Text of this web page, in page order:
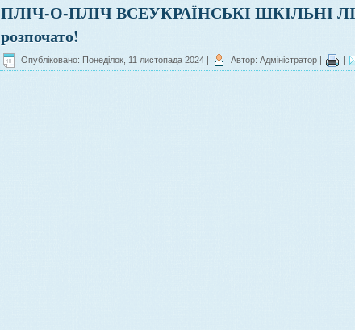
ПЛІЧ-О-ПЛІЧ ВСЕУКРАЇНСЬКІ ШКІЛЬНІ
розпочато!
Опубліковано: Понеділок, 11 листопада 2024 Автор: Адміністратор